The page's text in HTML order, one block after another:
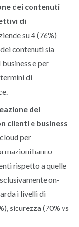
dei contenuti
di
su 4 (76%)
contenuti sia
e per
di
dei
clienti e business
per
hanno
rispetto a quelle
on-
i livelli di
sicurezza (70% vs